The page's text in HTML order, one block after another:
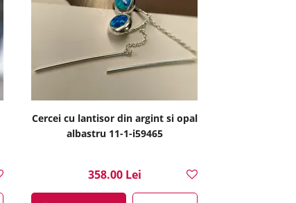
Cercei cu lantisor din argint si opal
albastru 11-1-i59465
358.00 Lei